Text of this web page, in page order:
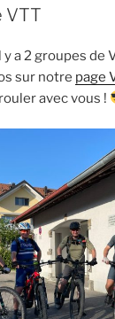
VTT
y a 2 groupes de
sur notre page
avec vous !